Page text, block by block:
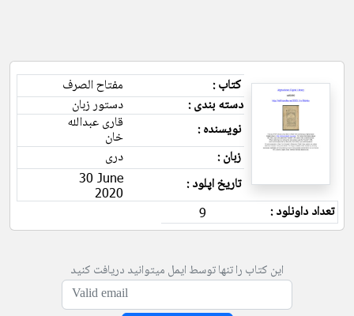
کتاب :
مفتاح الصرف
دسته بندی :
دستور زبان
نویسنده :
قاری عبدالله
خان
زبان :
دری
تاریخ اپلود :
30 June
2020
تعداد داونلود : 9
این کتاب را تنها توسط ایمل میتوانید دریافت کنید